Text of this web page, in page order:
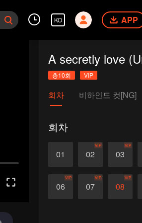
KO APP
A secretly love
총10회 VIP
회차 비하인드 컷[NG]
회차
01 02
VIP
03
VIP
06
VIP
07
VIP
08
VIP